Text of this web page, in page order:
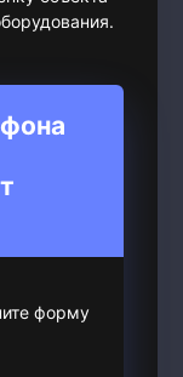
форму